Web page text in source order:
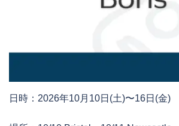
日時：2026年10月10日(土)〜16日(金)